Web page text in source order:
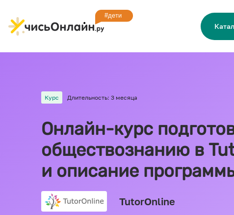
Курс Длительность: 3 месяца
Онлайн-курс
обществознанию в
и описание
TutorOnline